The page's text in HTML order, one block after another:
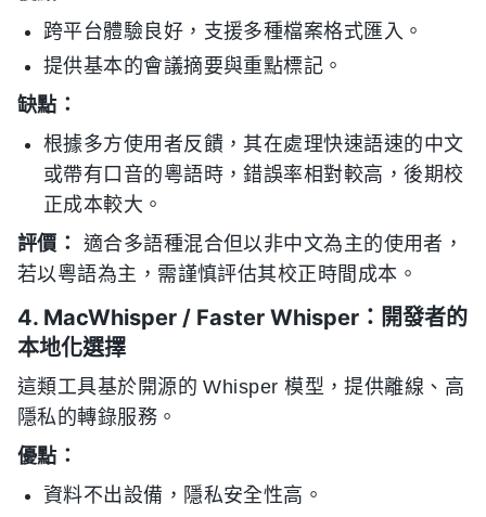
跨平台體驗良好，支援多種檔案格式匯入。
提供基本的會議摘要與重點標記。
缺點：
根據多方使用者反饋，其在處理快速語速的中文
或帶有口音的粵語時，錯誤率相對較高，後期校
正成本較大。
評價：
適合多語種混合但以非中文為主的使用者，
若以粵語為主，需謹慎評估其校正時間成本。
4. MacWhisper / Faster Whisper：開發者的
本地化選擇
這類工具基於開源的 Whisper 模型，提供離線、高
隱私的轉錄服務。
優點：
資料不出設備，隱私安全性高。